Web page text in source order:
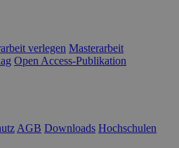
verlegen Masterarbeit
Open Access-Publikation
AGB Downloads Hochschulen